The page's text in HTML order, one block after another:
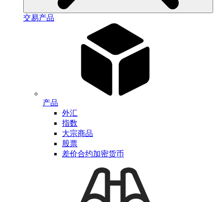
交易产品
产品
外汇
指数
大宗商品
股票
差价合约加密货币